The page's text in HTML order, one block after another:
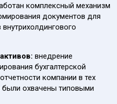
комплексный механизм
документов для
внедрение
бухгалтерской
компании в тех
были охвачены типовыми